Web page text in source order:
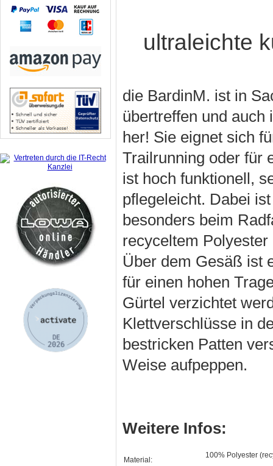
ultraleichte
die BardinM. ist in
übertreffen und
her! Sie eignet sich
Trailrunning oder für
ist hoch funktionell,
pflegeleicht. Dabei
besonders beim
recyceltem
Über dem Gesäß ist
für einen hohen
Gürtel verzichtet
Klettverschlüsse in
bestricken Patten
Weise aufpeppen.
Weitere Infos:
Material:
100% Polyester